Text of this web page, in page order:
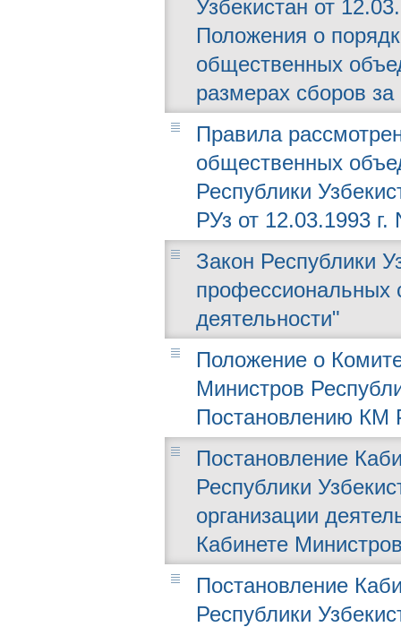
Узбекистан от
Положения о
общественных
размерах сборов
Правила
общественных
Республики
РУз от 12.03.1993 г.
Закон Республики
профессиональных
деятельности"
Положение о
Министров
Постановлению КМ
Постановление
Республики
организации
Кабинете
Постановление
Республики